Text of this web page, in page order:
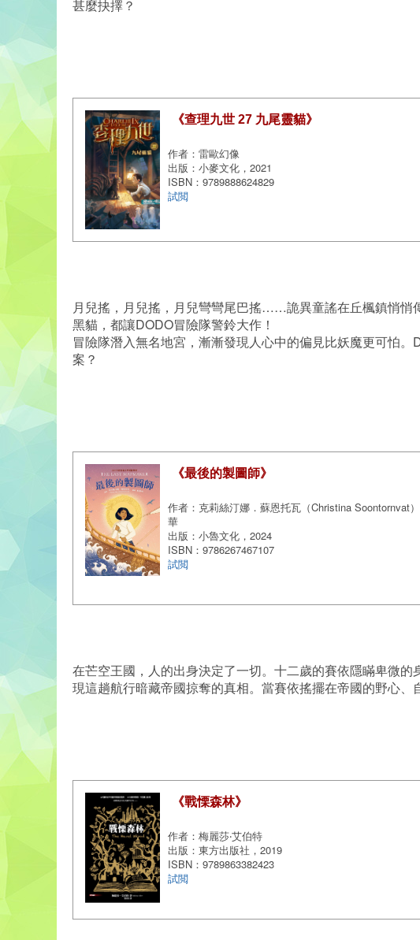
甚麼抉擇？
《查理九世 27 九尾靈貓》
作者：雷歐幻像
出版：小麥文化，2021
ISBN：9789888624829
試閲
月兒搖，月兒搖，月兒彎彎尾巴搖……詭異童謠在丘楓鎮悄悄
黑貓，都讓DODO冒險隊警鈴大作！
冒險隊潛入無名地宮，漸漸發現人心中的偏見比妖魔更可怕
案？
《最後的製圖師》
作者：克莉絲汀娜．蘇恩托瓦（Christina Soontornvat
華
出版：小魯文化，2024
ISBN：9786267467107
試閲
在芒空王國，人的出身決定了一切。十二歲的賽依隱瞞卑微
現這趟航行暗藏帝國掠奪的真相。當賽依搖擺在帝國的野心
《戰慄森林》
作者：梅麗莎‧艾伯特
出版：東方出版社，2019
ISBN：9789863382423
試閲